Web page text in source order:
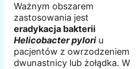
Ważnym obszarem
zastosowania jest
eradykacja bakterii
Helicobacter pylori u
pacjentów z owrzodzeniem
dwunastnicy lub żołądka. W